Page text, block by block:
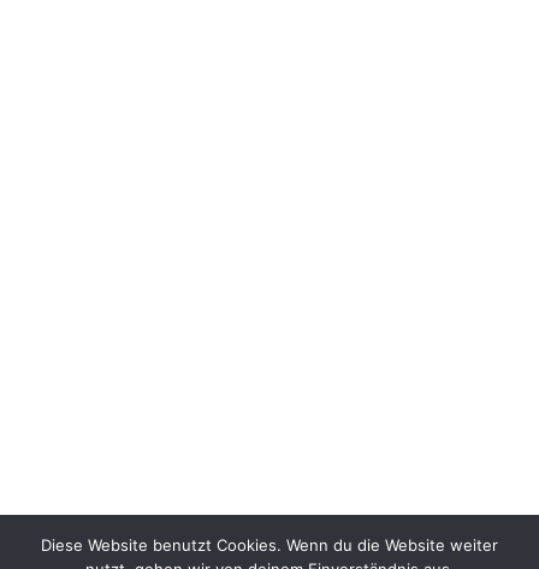
Diese Website benutzt Cookies. Wenn du die Website weiter